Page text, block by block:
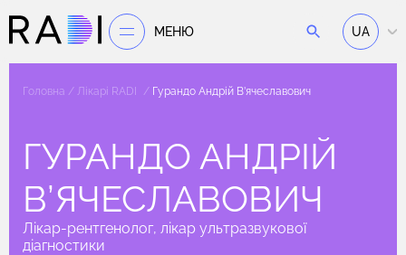
МЕНЮ UA
Головна Лікарі RADI Гурандо Андрій В’ячеславович
ГУРАНДО АНДРІЙ
В’ЯЧЕСЛАВОВИЧ
Лікар-рентгенолог, лікар ультразвукової
діагностики